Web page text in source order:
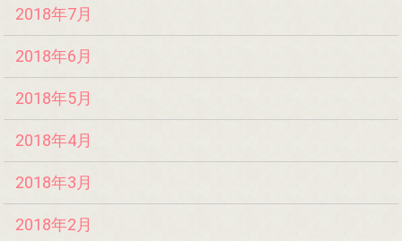
2018年7月
2018年6月
2018年5月
2018年4月
2018年3月
2018年2月